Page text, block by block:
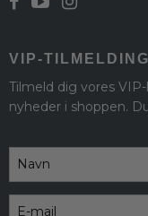
VIP-TILMELDING
Tilmeld dig vores
nyheder i shoppen.